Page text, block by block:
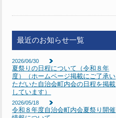
最近のお知らせ一覧
2026/06/30
夏祭りの日程について（令和８年
度）（ホームページ掲載にご了承い
ただいた自治会町内会の日程を掲載
しています）
2026/05/18
令和８年度自治会町内会夏祭り開催